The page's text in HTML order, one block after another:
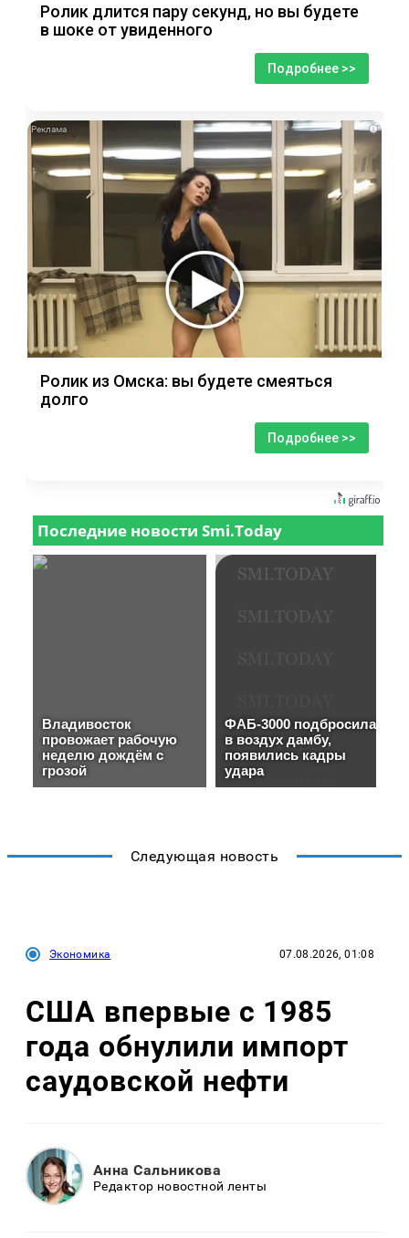
Ролик длится пару секунд, но вы будете
в шоке от увиденного
Подробнее >>
i
Ролик из Омска: вы будете смеяться
долго
Подробнее >>
Следующая новость
Экономика 07.08.2026, 01:08
США впервые с 1985
года обнулили импорт
саудовской нефти
Анна Сальникова
Редактор новостной ленты